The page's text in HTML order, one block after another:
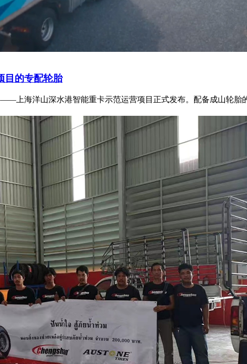
目的专配轮胎
上海洋山深水港智能重卡示范运营项目正式发布。配备成山轮胎